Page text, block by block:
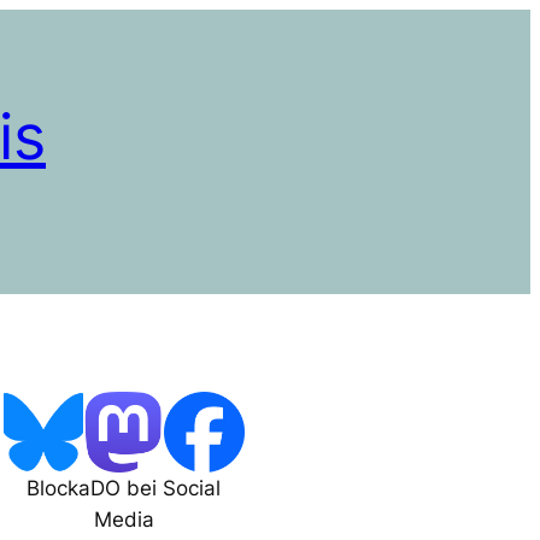
BlockaDO bei Social
Media